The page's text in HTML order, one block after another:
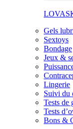
Gels
Sextoys
Bondage
Jeux &
Lingerie
Suivi du
Tests de
Tests
Bons &